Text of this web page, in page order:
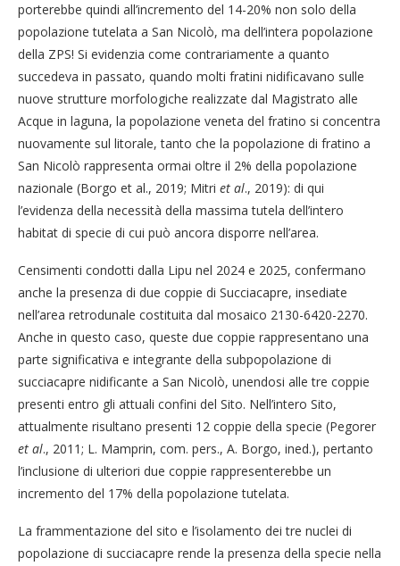
porterebbe quindi all’incremento del 14-20% non solo della
popolazione tutelata a San Nicolò, ma dell’intera popolazione
della ZPS! Si evidenzia come contrariamente a quanto
succedeva in passato, quando molti fratini nidificavano sulle
nuove strutture morfologiche realizzate dal Magistrato alle
Acque in laguna, la popolazione veneta del fratino si concentra
nuovamente sul litorale, tanto che la popolazione di fratino a
San Nicolò rappresenta ormai oltre il 2% della popolazione
nazionale (Borgo et al., 2019; Mitri et al., 2019): di qui
l’evidenza della necessità della massima tutela dell’intero
habitat di specie di cui può ancora disporre nell’area.
Censimenti condotti dalla Lipu nel 2024 e 2025, confermano
anche la presenza di due coppie di Succiacapre, insediate
nell’area retrodunale costituita dal mosaico 2130-6420-2270.
Anche in questo caso, queste due coppie rappresentano una
parte significativa e integrante della subpopolazione di
succiacapre nidificante a San Nicolò, unendosi alle tre coppie
presenti entro gli attuali confini del Sito. Nell’intero Sito,
attualmente risultano presenti 12 coppie della specie (Pegorer
et al., 2011; L. Mamprin, com. pers., A. Borgo, ined.), pertanto
l’inclusione di ulteriori due coppie rappresenterebbe un
incremento del 17% della popolazione tutelata.
La frammentazione del sito e l’isolamento dei tre nuclei di
popolazione di succiacapre rende la presenza della specie nella